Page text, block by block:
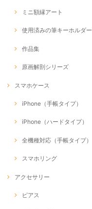
ミニ額縁アート
使用済みの筆キーホルダー
作品集
原画解剖シリーズ
スマホケース
iPhone（手帳タイプ）
iPhone（ハードタイプ）
全機種対応（手帳タイプ）
スマホリング
アクセサリー
ピアス